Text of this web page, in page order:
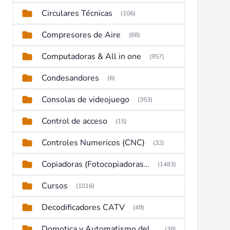
Circulares Técnicas (106)
Compresores de Aire (68)
Computadoras & All in one (957)
Condesandores (6)
Consolas de videojuego (353)
Control de acceso (15)
Controles Numericos (CNC) (32)
Copiadoras (Fotocopiadoras, Multifunctions, Ploter, etc) (1483)
Cursos (1016)
Decodificadores CATV (49)